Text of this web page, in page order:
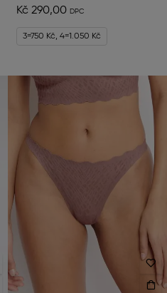
Kč 290,00
3=750 Kč, 4=1.050 Kč